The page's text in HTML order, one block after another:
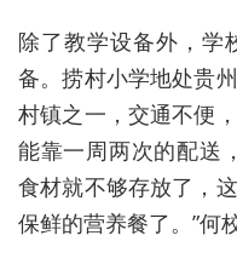
除了教学设备外，学
备。捞村小学地处贵
村镇之一，交通不便
能靠一周两次的配送
食材就不够存放了，
保鲜的营养餐了。”何